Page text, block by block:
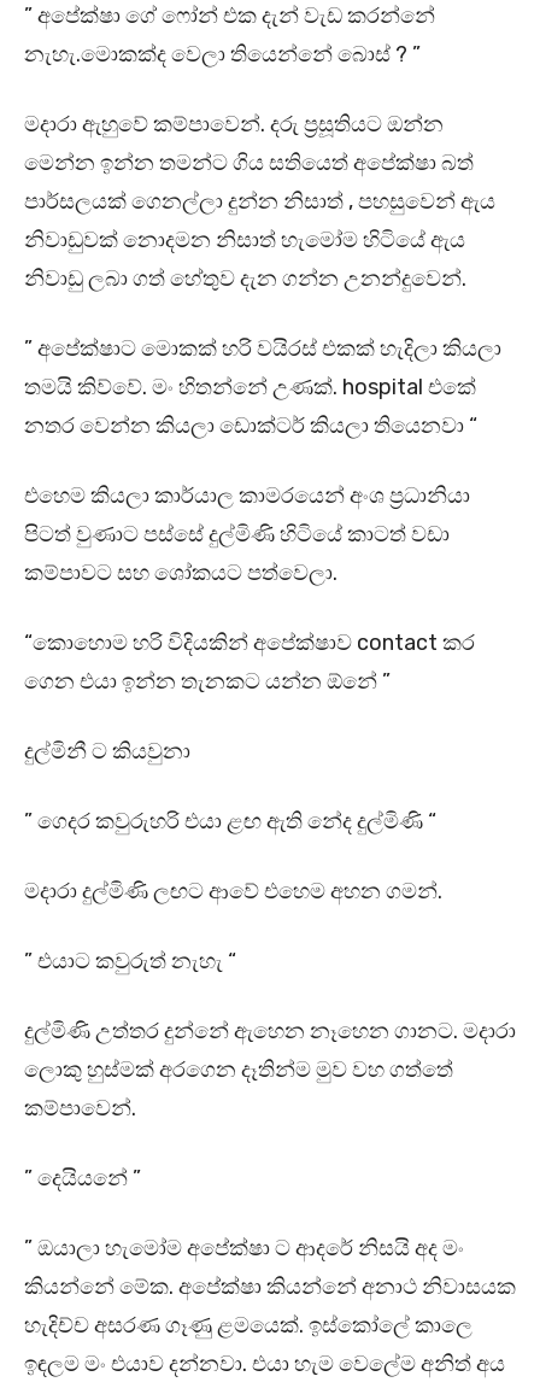
” අපේක්ෂා ගේ ෆෝන් එක දැන් වැඩ කරන්නේ
නැහැ.මොකක්ද වෙලා තියෙන්නේ බොස් ? ”
මදාරා ඇහුවේ කම්පාවෙන්. දරු ප්‍රසූතියට ඔන්න
මෙන්න ඉන්න තමන්ට ගිය සතියෙත් අපේක්ෂා බත්
පාර්සලයක් ගෙනල්ලා දුන්න නිසාත් , පහසුවෙන් ඇය
නිවාඩුවක් නොදමන නිසාත් හැමෝම හිටියේ ඇය
නිවාඩු ලබා ගත් හේතුව දැන ගන්න උනන්දුවෙන්.
” අපේක්ෂාට මොකක් හරි වයිරස් එකක් හැදිලා කියලා
තමයි කිව්වේ. මං හිතන්නේ උණක්. hospital එකේ
නතර වෙන්න කියලා ඩොක්ටර් කියලා තියෙනවා “
එහෙම කියලා කාර්යාල කාමරයෙන් අංශ ප්‍රධානියා
පිටත් වුණාට පස්සේ දුල්මිණි හිටියේ කාටත් වඩා
කම්පාවට සහ ශෝකයට පත්වෙලා.
“කොහොම හරි විදියකින් අපේක්ෂාව contact කර
ගෙන එයා ඉන්න තැනකට යන්න ඕනේ ”
දුල්මිනී ට කියවුනා
” ගෙදර කවුරුහරි එයා ළඟ ඇති නේද දුල්මිණි “
මදාරා දුල්මිණි ලඟට ආවේ එහෙම අහන ගමන්.
” එයාට කවුරුත් නැහැ “
දුල්මිණි උත්තර දුන්නේ ඇහෙන නෑහෙන ගානට. මදාරා
ලොකු හුස්මක් අරගෙන දෑතින්ම මුව වහ ගත්තේ
කම්පාවෙන්.
” දෙයියනේ ”
” ඔයාලා හැමෝම අපේක්ෂා ට ආදරේ නිසයි අද මං
කියන්නේ මේක. අපේක්ෂා කියන්නේ අනාථ නිවාසයක
හැදිච්ච අසරණ ගෑණු ළමයෙක්. ඉස්කෝලේ කාලෙ
ඉඳලම මං එයාව දන්නවා. එයා හැම වෙලේම අනිත් අය